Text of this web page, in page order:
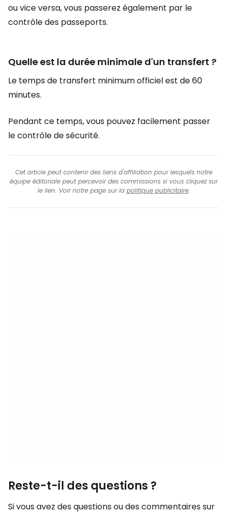
ou vice versa, vous passerez également par le
contrôle des passeports.
Quelle est la durée minimale d'un transfert ?
Le temps de transfert minimum officiel est de 60
minutes.
Pendant ce temps, vous pouvez facilement passer
le contrôle de sécurité.
Cet article peut contenir des liens d'affiliation pour lesquels notre
équipe éditoriale peut percevoir des commissions si vous cliquez sur
le lien. Voir notre page sur la politique publicitaire.
Reste-t-il des questions ?
Si vous avez des questions ou des commentaires sur